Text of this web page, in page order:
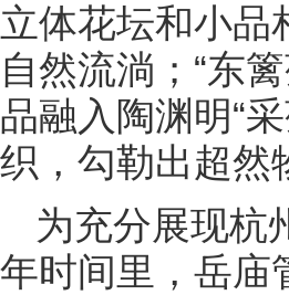
立体花坛和小品
自然流淌；“东
品融入陶渊明“
织，勾勒出超然
为充分展现杭
年时间里，岳庙